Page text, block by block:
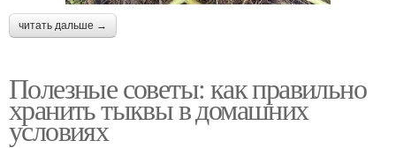
читать дальше →
Полезные советы: как правильно
хранить тыквы в домашних
условиях